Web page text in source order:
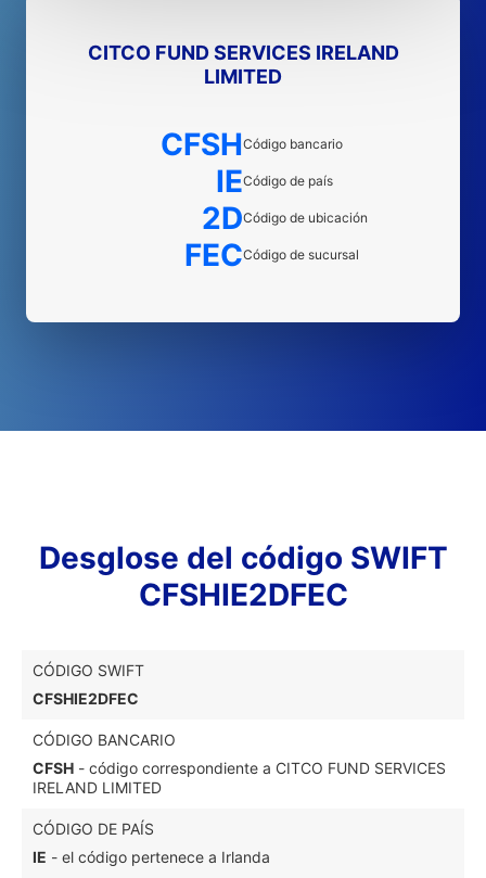
CITCO FUND SERVICES IRELAND
LIMITED
CFSHCódigo bancario
IECódigo de país
2DCódigo de ubicación
FECCódigo de sucursal
Desglose del código SWIFT
CFSHIE2DFEC
CÓDIGO SWIFT
CFSHIE2DFEC
CÓDIGO BANCARIO
CFSH - código correspondiente a CITCO FUND SERVICES
IRELAND LIMITED
CÓDIGO DE PAÍS
IE - el código pertenece a Irlanda